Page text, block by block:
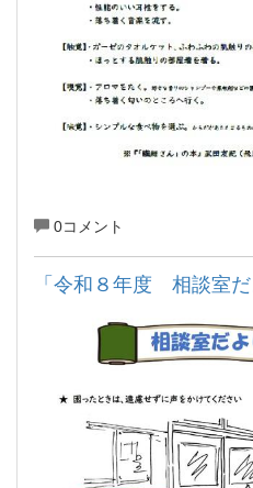
0コメント
「令和８年度 相談室